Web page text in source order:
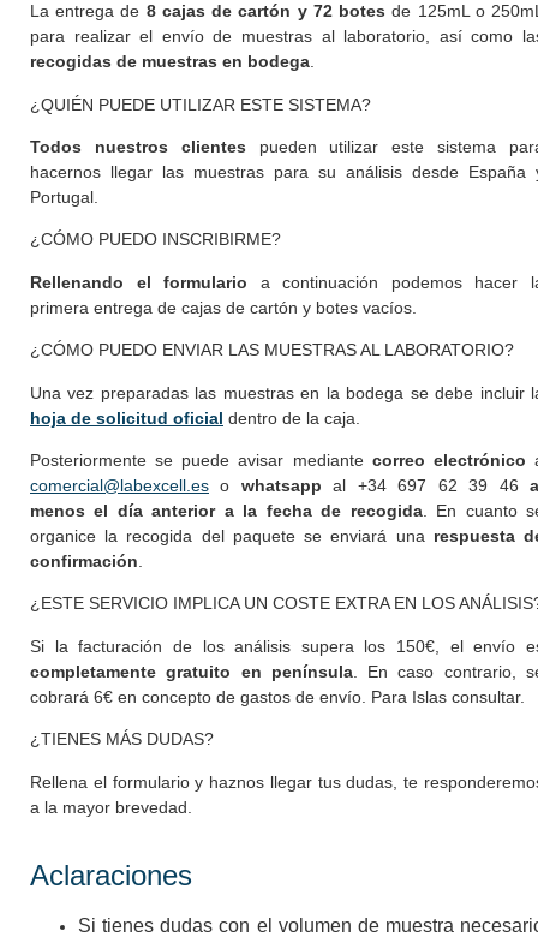
La entrega de 8 cajas de cartón y 72 botes de 125mL o
para realizar el envío de muestras al laboratorio, así como
recogidas de muestras en bodega.
¿QUIÉN PUEDE UTILIZAR ESTE SISTEMA?
Todos nuestros clientes pueden utilizar este sistema
hacernos llegar las muestras para su análisis desde España
Portugal.
¿CÓMO PUEDO INSCRIBIRME?
Rellenando el formulario a continuación podemos hacer
primera entrega de cajas de cartón y botes vacíos.
¿CÓMO PUEDO ENVIAR LAS MUESTRAS AL LABORATORIO?
Una vez preparadas las muestras en la bodega se debe incluir
hoja de solicitud oficial dentro de la caja.
Posteriormente se puede avisar mediante correo electrónico
comercial@labexcell.es o whatsapp al +34 697 62 39 46
menos el día anterior a la fecha de recogida. En cuanto
organice la recogida del paquete se enviará una respuesta
confirmación
¿ESTE SERVICIO IMPLICA UN COSTE EXTRA EN LOS
Si la facturación de los análisis supera los 150€, el envío
completamente gratuito en península. En caso contrario,
cobrará 6€ en concepto de gastos de envío. Para Islas consultar.
¿TIENES MÁS DUDAS?
Rellena el formulario y haznos llegar tus dudas, te
a la mayor brevedad.
Aclaraciones
Si tienes dudas con el volumen de muestra